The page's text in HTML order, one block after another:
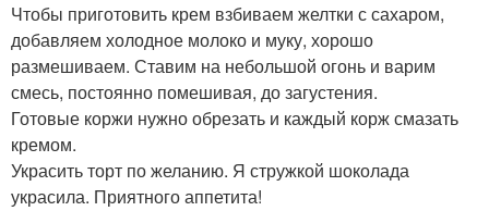
Чтобы приготовить крем взбиваем желтки с сахаром,
добавляем холодное молоко и муку, хорошо
размешиваем. Ставим на небольшой огонь и варим
смесь, постоянно помешивая, до загустения.
Готовые коржи нужно обрезать и каждый корж смазать
кремом.
Украсить торт по желанию. Я стружкой шоколада
украсила. Приятного аппетита!